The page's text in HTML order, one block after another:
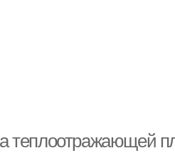
теплоотражающей